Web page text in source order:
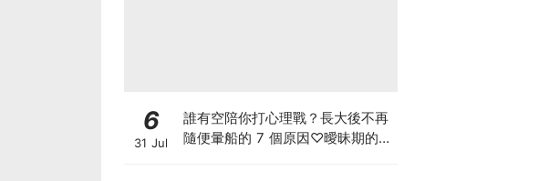
6
31 Jul
誰有空陪你打心理戰？長大後不再
隨便暈船的 7 個原因♡曖昧期的冷